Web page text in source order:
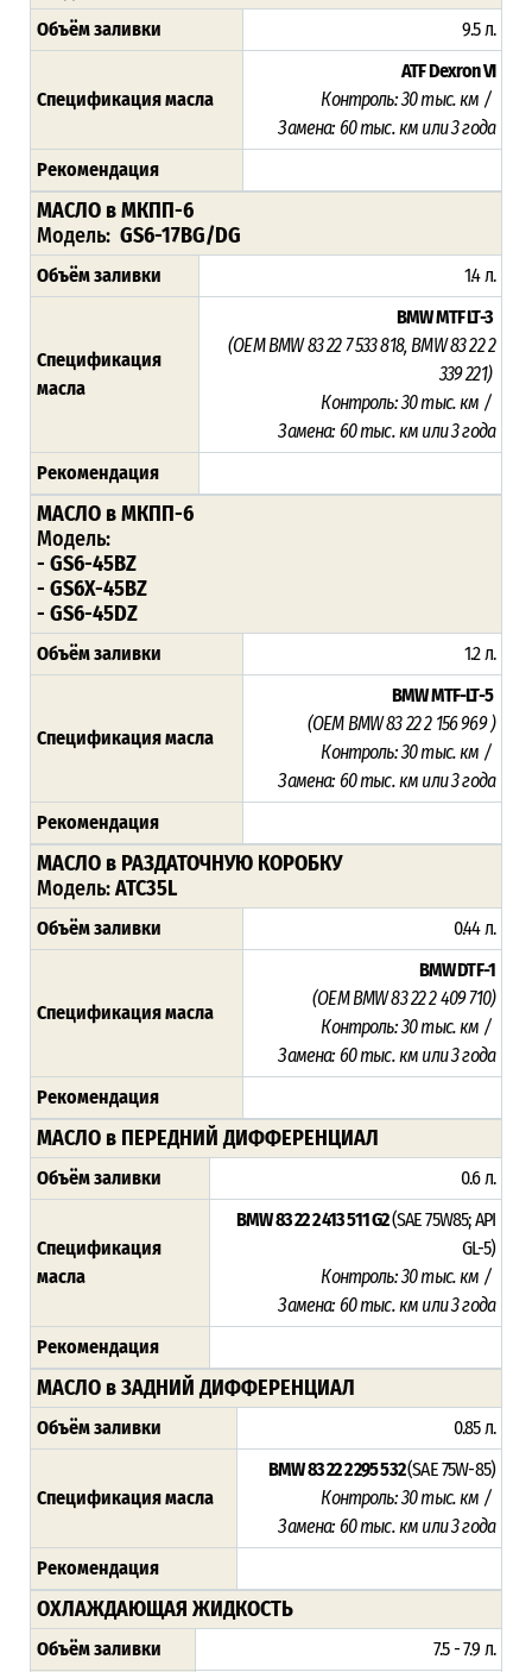
Объём заливки 9.5 л.
Спецификация масла
ATF Dexron VI
Контроль: 30 тыс. км /
Замена: 60 тыс. км или 3 года
Рекомендация
МАСЛО в МКПП-6
Модель: GS6-17BG/DG
Объём заливки 1.4 л.
Спецификация
масла
BMW MTF LT-3
(OEM BMW 83 22 7 533 818, BMW 83 22 2
339 221)
Контроль: 30 тыс. км /
Замена: 60 тыс. км или 3 года
Рекомендация
МАСЛО в МКПП-6
Модель:
- GS6-45BZ
- GS6X-45BZ
- GS6-45DZ
Объём заливки 1.2 л.
Спецификация масла
BMW MTF-LT-5
(OEM BMW 83 22 2 156 969)
Контроль: 30 тыс. км /
Замена: 60 тыс. км или 3 года
Рекомендация
МАСЛО в РАЗДАТОЧНУЮ КОРОБКУ
Модель:ATC35L
Объём заливки 0.44 л.
Спецификация масла
BMW DTF-1
(OEM BMW 83 22 2 409 710)
Контроль: 30 тыс. км /
Замена: 60 тыс. км или 3 года
Рекомендация
МАСЛО в ПЕРЕДНИЙ ДИФФЕРЕНЦИАЛ
Объём заливки 0.6 л.
Спецификация
масла
BMW 83 22 2 413 511 G2(SAE 75W85; API
GL-5)
Контроль: 30 тыс. км /
Замена: 60 тыс. км или 3 года
Рекомендация
МАСЛО в ЗАДНИЙ ДИФФЕРЕНЦИАЛ
Объём заливки 0.85 л.
Спецификация масла
BMW 83 22 2 295 532(SAE 75W-85)
Контроль: 30 тыс. км /
Замена: 60 тыс. км или 3 года
Рекомендация
ОХЛАЖДАЮЩАЯ ЖИДКОСТЬ
Объём заливки 7.5 - 7.9 л.